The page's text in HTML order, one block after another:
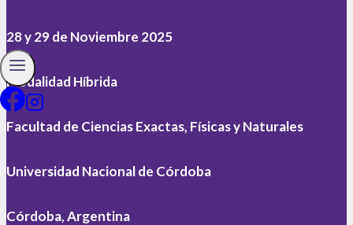
28 y 29 de Noviembre 2025
Modalidad Híbrida
Facultad de Ciencias Exactas, Físicas y Naturales
Universidad Nacional de Córdoba
Córdoba, Argentina